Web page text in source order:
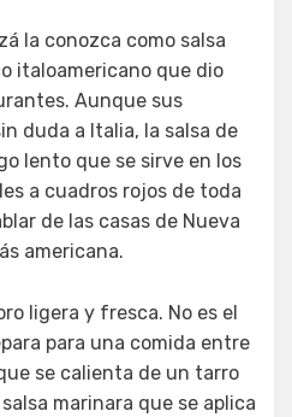
la conozca como salsa
italoamericano que dio
Aunque sus
duda a Italia, la salsa de
lento que se sirve en los
a cuadros rojos de toda
de las casas de Nueva
americana.
ligera y fresca. No es el
para una comida entre
se calienta de un tarro
marinara que se aplica